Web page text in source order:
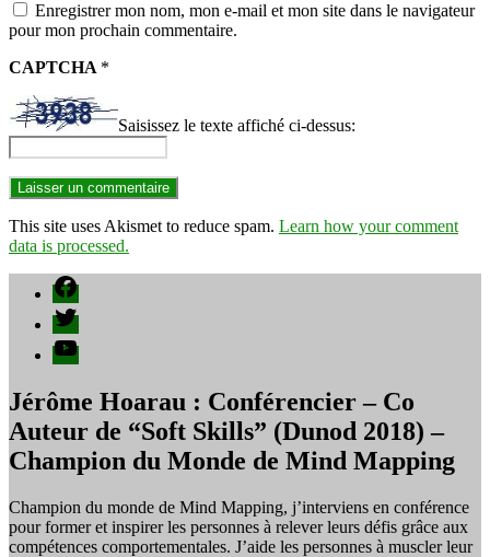
Enregistrer mon nom, mon e-mail et mon site dans le navigateur
pour mon prochain commentaire.
CAPTCHA *
Saisissez le texte affiché ci-dessus:
This site uses Akismet to reduce spam. Learn how your comment
data is processed.
Facebook
Twitter
YouTube
Jérôme Hoarau : Conférencier – Co
Auteur de “Soft Skills” (Dunod 2018) –
Champion du Monde de Mind Mapping
Champion du monde de Mind Mapping, j’interviens en conférence
pour former et inspirer les personnes à relever leurs défis grâce aux
compétences comportementales. J’aide les personnes à muscler leur